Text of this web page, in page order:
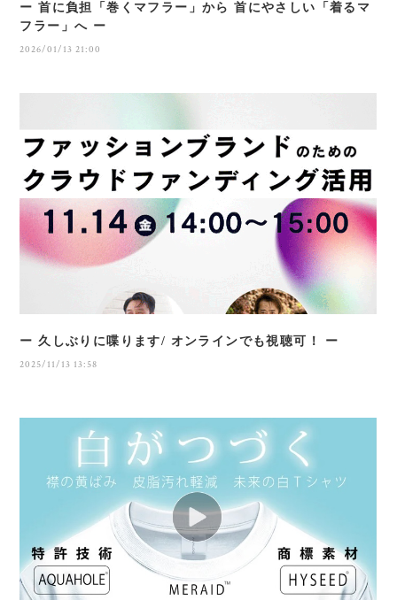
ー 首に負担「巻くマフラー」から 首にやさしい「着るマ
フラー」へ ー
2026/01/13 21:00
ー 久しぶりに喋ります/ オンラインでも視聴可！ ー
2025/11/13 13:58